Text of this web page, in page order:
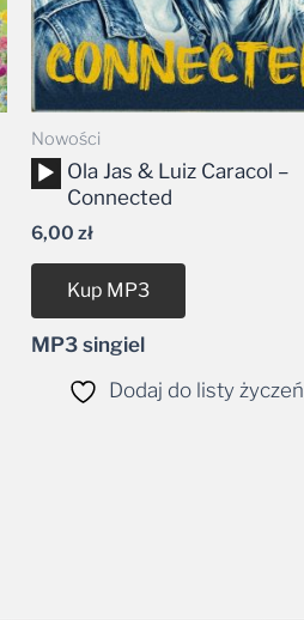
Nowości
Odtwarzacz
plików
dźwiękowych
Ola Jas & Luiz Caracol –
Connected
6,00 zł
Kup MP3
MP3 singiel
Dodaj do listy życzeń